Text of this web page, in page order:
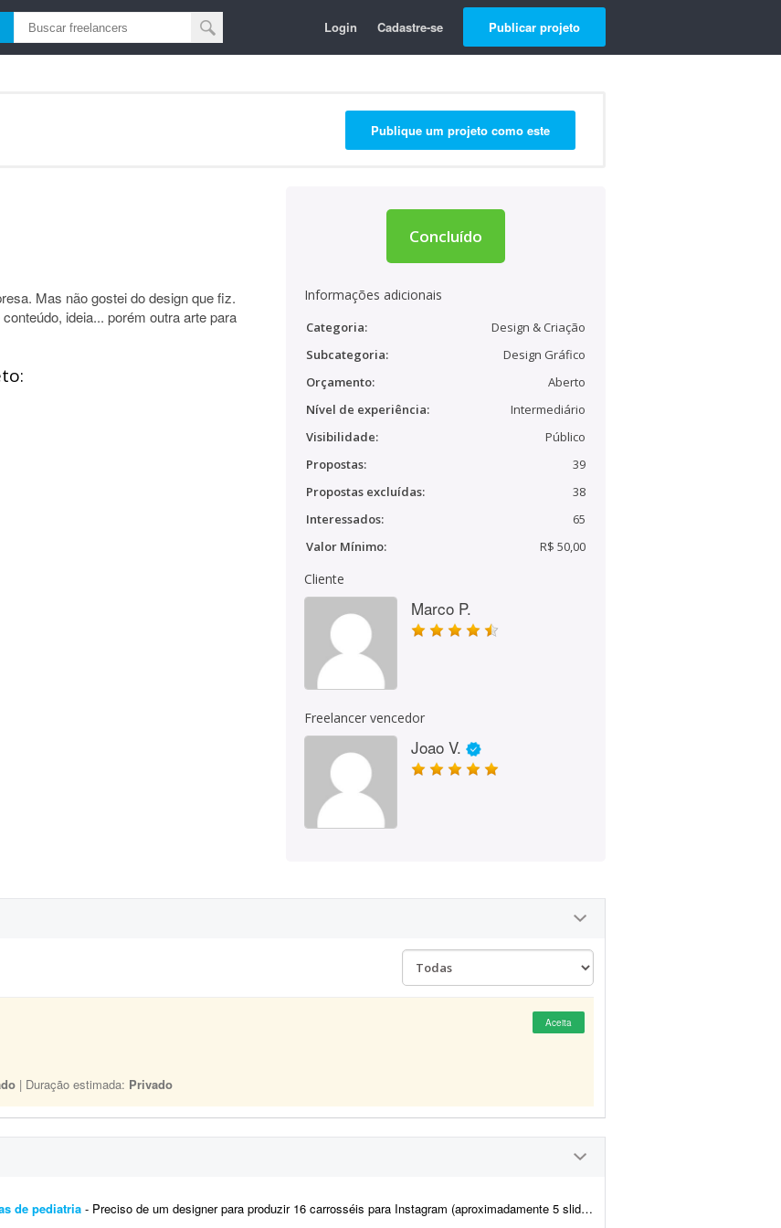
Login Cadastre-se Publicar projeto
Publique um projeto como este
Mas não gostei do design que fiz.
ideia... porém outra arte para
Concluído
Informações adicionais
Categoria:
Design & Criação
Subcategoria:
Design Gráfico
Orçamento:
Aberto
Nível de experiência:
Intermediário
Visibilidade:
Público
Propostas:
39
Propostas excluídas:
38
Interessados:
65
Valor Mínimo:
R$ 50,00
Cliente
Marco P.
Freelancer vencedor
Joao V.
Aceita
| Duração estimada: Privado
de pediatria - Preciso de um designer para produzir 16 carrosséis para Instagram (aproximadamente 5 slides cada), para duas clientes pediatras. A identidade visual já está pré-definida...